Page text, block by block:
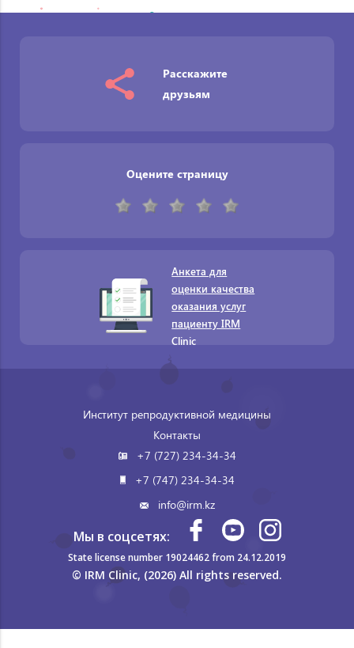
Расскажите
друзьям
Оцените страницу
Анкета для
оценки качества
оказания услуг
пациенту IRM
Clinic
Институт репродуктивной медицины
Контакты
+7 (727) 234-34-34
+7 (747) 234-34-34
info@irm.kz
Мы в соцсетях:
State license number 19024462 from 24.12.2019
© IRM Clinic, (2026) All rights reserved.